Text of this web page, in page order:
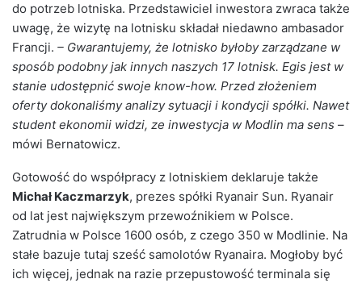
do potrzeb lotniska. Przedstawiciel inwestora zwraca także
uwagę, że wizytę na lotnisku składał niedawno ambasador
Francji. – Gwarantujemy, że lotnisko byłoby zarządzane w
sposób podobny jak innych naszych 17 lotnisk. Egis jest w
stanie udostępnić swoje know-how. Przed złożeniem
oferty dokonaliśmy analizy sytuacji i kondycji spółki. Nawet
student ekonomii widzi, ze inwestycja w Modlin ma sens –
mówi Bernatowicz.
Gotowość do współpracy z lotniskiem deklaruje także
Michał Kaczmarzyk, prezes spółki Ryanair Sun. Ryanair
od lat jest największym przewoźnikiem w Polsce.
Zatrudnia w Polsce 1600 osób, z czego 350 w Modlinie. Na
stałe bazuje tutaj sześć samolotów Ryanaira. Mogłoby być
ich więcej, jednak na razie przepustowość terminala się